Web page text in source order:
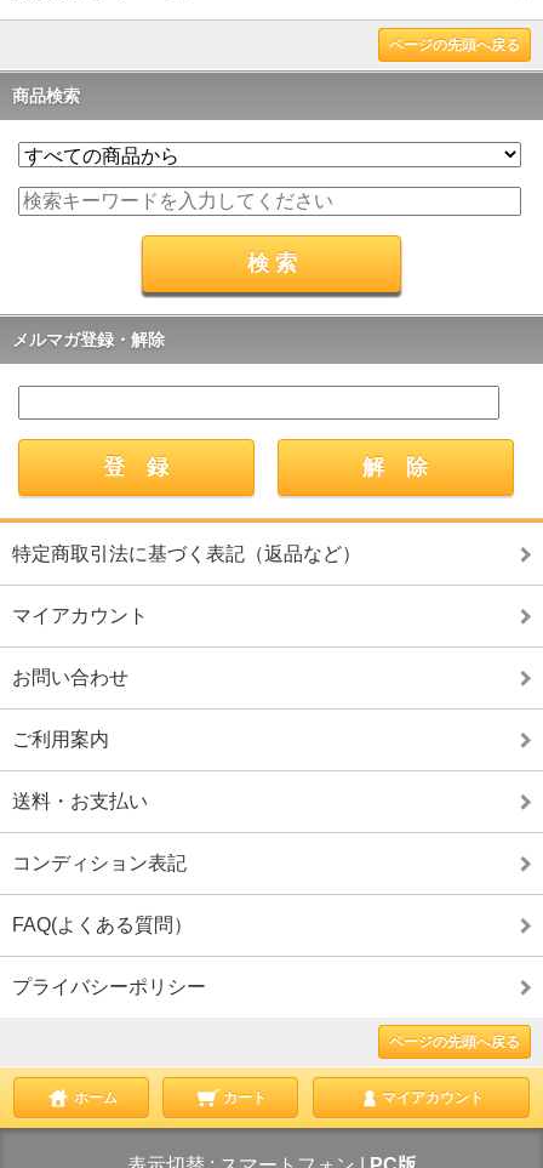
ページの先頭へ戻る
商品検索
メルマガ登録・解除
特定商取引法に基づく表記（返品など）
マイアカウント
お問い合わせ
ご利用案内
送料・お支払い
コンディション表記
FAQ(よくある質問）
プライバシーポリシー
ページの先頭へ戻る
ホーム カート マイアカウント